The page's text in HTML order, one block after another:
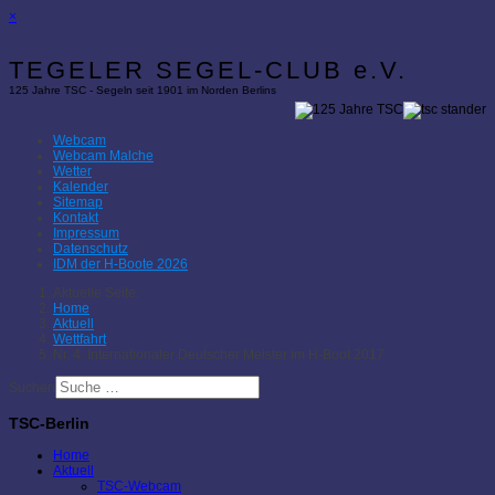
×
TEGELER SEGEL-CLUB e.V.
125 Jahre TSC - Segeln seit 1901 im Norden Berlins
Webcam
Webcam Malche
Wetter
Kalender
Sitemap
Kontakt
Impressum
Datenschutz
IDM der H-Boote 2026
Aktuelle Seite:
Home
Aktuell
Wettfahrt
Nr. 4: Internationaler Deutscher Meister im H-Boot 2017
Suchen
TSC-Berlin
Home
Aktuell
TSC-Webcam